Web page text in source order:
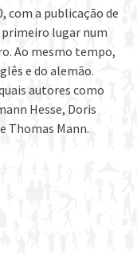
com a publicação de
primeiro lugar num
Ao mesmo tempo,
e do alemão.
autores como
Hesse, Doris
Thomas Mann.